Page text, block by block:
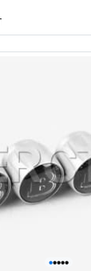
•••••